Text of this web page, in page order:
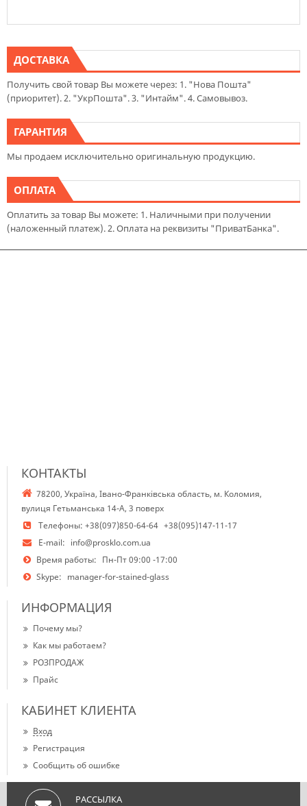
ДОСТАВКА
Получить свой товар Вы можете через: 1. "Нова Пошта"
(приоритет). 2. "УкрПошта". 3. "Интайм". 4. Самовывоз.
ГАРАНТИЯ
Мы продаем исключительно оригинальную продукцию.
ОПЛАТА
Оплатить за товар Вы можете: 1. Наличными при получении
(наложенный платеж). 2. Оплата на реквизиты "ПриватБанка".
КОНТАКТЫ
78200, Україна, Івано-Франківська область, м. Коломия,
вулиця Гетьманська 14-А, 3 поверх
Телефоны: +38(097)850-64-64 +38(095)147-11-17
E-mail: info@prosklo.com.ua
Время работы: Пн-Пт 09:00 -17:00
Skype: manager-for-stained-glass
ИНФОРМАЦИЯ
Почему мы?
Как мы работаем?
РОЗПРОДАЖ
Прайс
КАБИНЕТ КЛИЕНТА
Вход
Регистрация
Сообщить об ошибке
РАССЫЛКА